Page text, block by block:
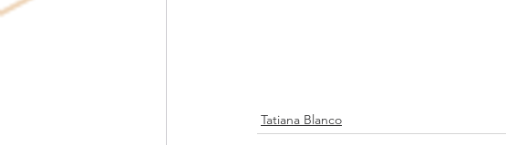
Tatiana Blanco